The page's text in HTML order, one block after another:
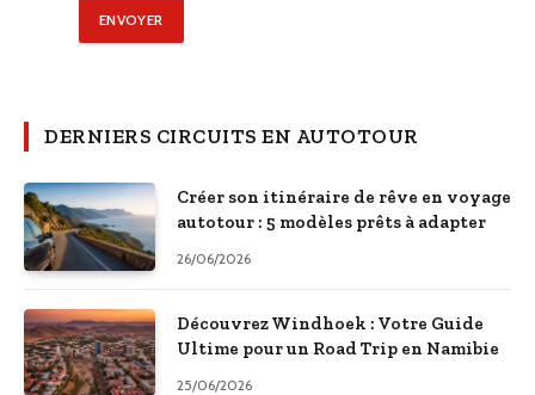
DERNIERS CIRCUITS EN AUTOTOUR
Créer son itinéraire de rêve en voyage
autotour : 5 modèles prêts à adapter
26/06/2026
Découvrez Windhoek : Votre Guide
Ultime pour un Road Trip en Namibie
25/06/2026